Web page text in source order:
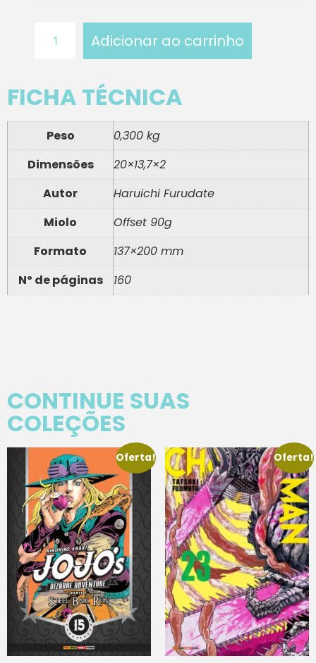
Adicionar ao carrinho
FICHA TÉCNICA
Peso
0,300 kg
Dimensões
20×13,7×2
Autor
Haruichi Furudate
Miolo
Offset 90g
Formato
137×200 mm
Nº de páginas
160
CONTINUE SUAS
COLEÇÕES
Oferta! Oferta!